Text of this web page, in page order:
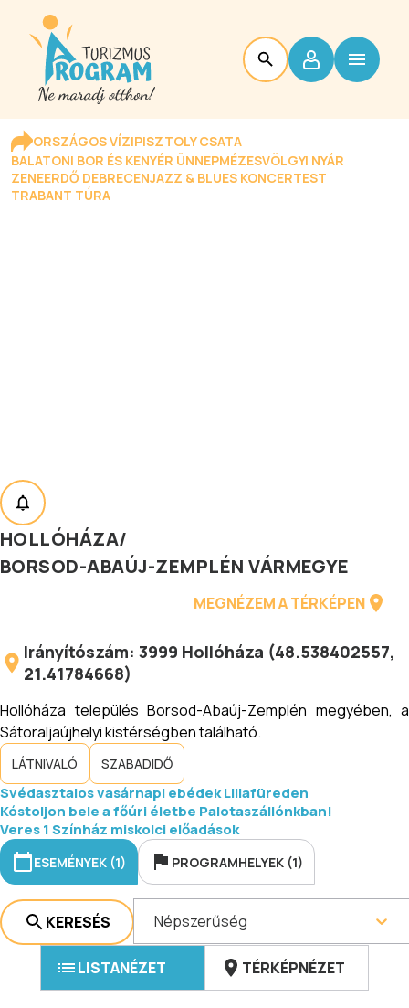
ORSZÁGOS VÍZIPISZTOLY CSATA
BALATONI BOR ÉS KENYÉR ÜNNEPMÉZESVÖLGYI NYÁR
ZENEERDŐ DEBRECENJAZZ & BLUES KONCERTEST
TRABANT TÚRA
HOLLÓHÁZA/
BORSOD-ABAÚJ-ZEMPLÉN VÁRMEGYE
MEGNÉZEM A TÉRKÉPEN
Irányítószám:3999 Hollóháza (48.538402557,
21.41784668)
Hollóháza település Borsod-Abaúj-Zemplén megyében, a
Sátoraljaújhelyi kistérségben található.
LÁTNIVALÓ SZABADIDŐ
Svédasztalos vasárnapi ebédek Lillafüreden
Kóstoljon bele a főúri életbe Palotaszállónkban!
Veres 1 Színház miskolci előadások
ESEMÉNYEK (1) PROGRAMHELYEK (1)
KERESÉS Népszerűség
LISTANÉZET TÉRKÉPNÉZET